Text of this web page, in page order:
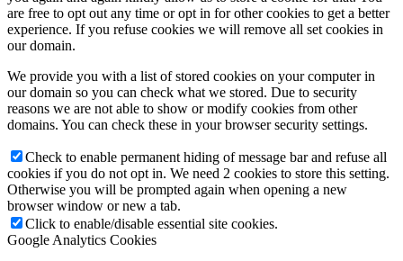
are free to opt out any time or opt in for other cookies to get a better
experience. If you refuse cookies we will remove all set cookies in
our domain.
We provide you with a list of stored cookies on your computer in
our domain so you can check what we stored. Due to security
reasons we are not able to show or modify cookies from other
domains. You can check these in your browser security settings.
Check to enable permanent hiding of message bar and refuse all
cookies if you do not opt in. We need 2 cookies to store this setting.
Otherwise you will be prompted again when opening a new
browser window or new a tab.
Click to enable/disable essential site cookies.
Google Analytics Cookies